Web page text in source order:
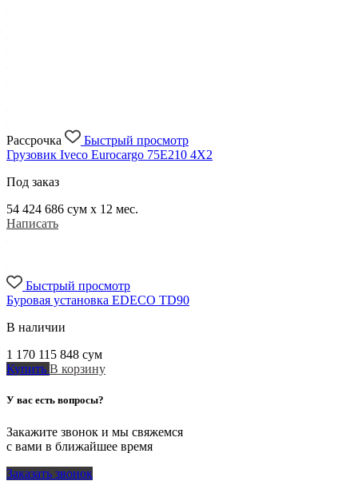
Рассрочка
Быстрый просмотр
Грузовик Iveco Eurocargo 75E210 4X2
Под заказ
54 424 686 сум x 12 мес.
Написать
Быстрый просмотр
Буровая установка EDECO TD90
В наличии
1 170 115 848 сум
Купить В корзину
У вас есть вопросы?
Закажите звонок и мы свяжемся
с вами в ближайшее время
Заказать звонок